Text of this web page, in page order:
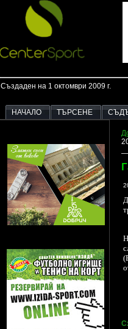
Създаден на 1 октомври 2009 г.
НАЧАЛО ТЪРСЕНЕ